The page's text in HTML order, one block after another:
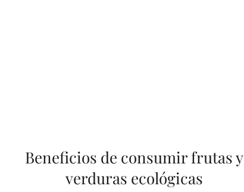
Beneficios de consumir frutas y
verduras ecológicas